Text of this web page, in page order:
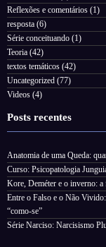
Reflexões e comentários (1)
resposta (6)
Série conceituando (1)
Teoria (42)
textos temáticos (42)
Uncategorized (77)
Videos (4)
Posts recentes
Anatomia de uma Queda:
Curso: Psicopatologia
Kore, Deméter e o inverno:
Entre o Falso e o Não
“como-se”
Série Narciso: Narcisismo